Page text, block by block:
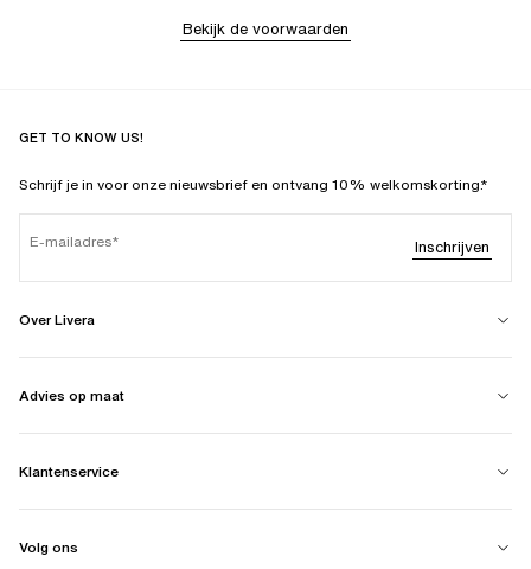
Bekijk de voorwaarden
GET TO KNOW US!
Schrijf je in voor onze nieuwsbrief en ontvang 10% welkomskorting.*
E-mailadres Inschrijven
Over Livera
Advies op maat
Klantenservice
Volg ons